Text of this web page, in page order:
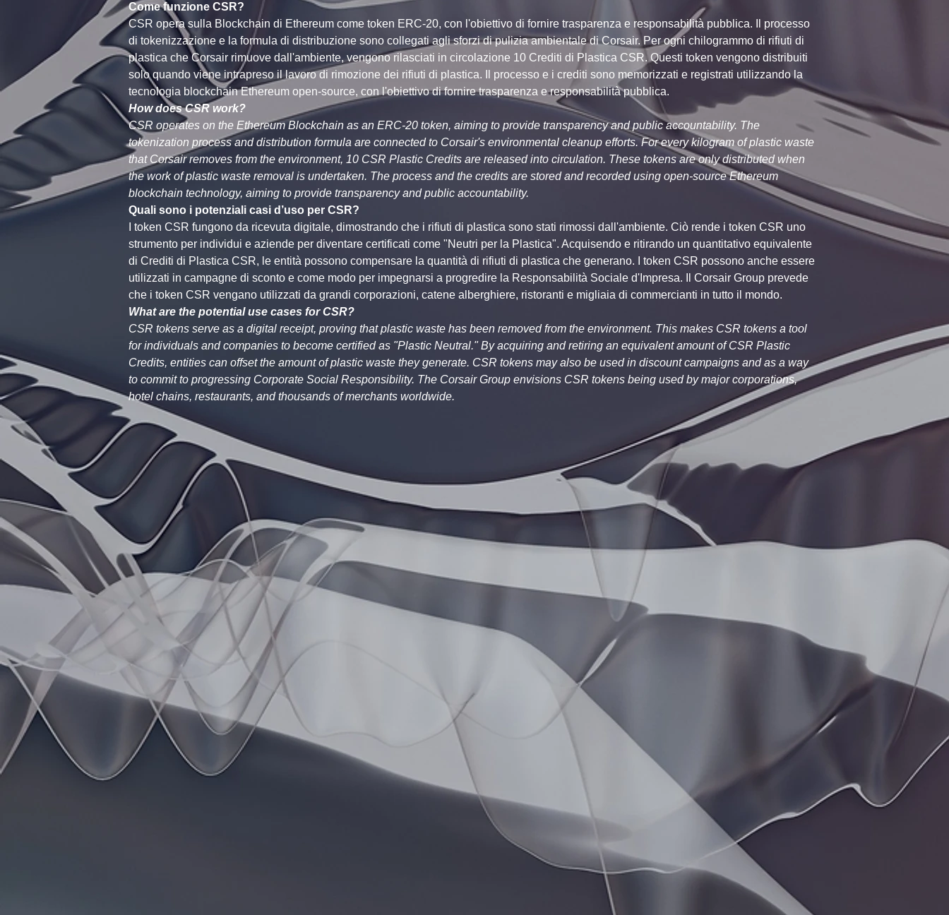
Come funzione CSR?
CSR opera sulla Blockchain di Ethereum come token ERC-20, con l'obiettivo di fornire trasparenza e responsabilità pubblica. Il processo
di tokenizzazione e la formula di distribuzione sono collegati agli sforzi di pulizia ambientale di Corsair. Per ogni chilogrammo di rifiuti di
plastica che Corsair rimuove dall'ambiente, vengono rilasciati in circolazione 10 Crediti di Plastica CSR. Questi token vengono distribuiti
solo quando viene intrapreso il lavoro di rimozione dei rifiuti di plastica. Il processo e i crediti sono memorizzati e registrati utilizzando la
tecnologia blockchain Ethereum open-source, con l'obiettivo di fornire trasparenza e responsabilità pubblica.
How does CSR work?
CSR operates on the Ethereum Blockchain as an ERC-20 token, aiming to provide transparency and public accountability. The
tokenization process and distribution formula are connected to Corsair's environmental cleanup efforts. For every kilogram of plastic waste
that Corsair removes from the environment, 10 CSR Plastic Credits are released into circulation. These tokens are only distributed when
the work of plastic waste removal is undertaken. The process and the credits are stored and recorded using open-source Ethereum
blockchain technology, aiming to provide transparency and public accountability.
Quali sono i potenziali casi d’uso per CSR?
I token CSR fungono da ricevuta digitale, dimostrando che i rifiuti di plastica sono stati rimossi dall'ambiente. Ciò rende i token CSR uno
strumento per individui e aziende per diventare certificati come "Neutri per la Plastica". Acquisendo e ritirando un quantitativo equivalente
di Crediti di Plastica CSR, le entità possono compensare la quantità di rifiuti di plastica che generano. I token CSR possono anche essere
utilizzati in campagne di sconto e come modo per impegnarsi a progredire la Responsabilità Sociale d'Impresa. Il Corsair Group prevede
che i token CSR vengano utilizzati da grandi corporazioni, catene alberghiere, ristoranti e migliaia di commercianti in tutto il mondo.
What are the potential use cases for CSR?
CSR tokens serve as a digital receipt, proving that plastic waste has been removed from the environment. This makes CSR tokens a tool
for individuals and companies to become certified as "Plastic Neutral." By acquiring and retiring an equivalent amount of CSR Plastic
Credits, entities can offset the amount of plastic waste they generate. CSR tokens may also be used in discount campaigns and as a way
to commit to progressing Corporate Social Responsibility. The Corsair Group envisions CSR tokens being used by major corporations,
hotel chains, restaurants, and thousands of merchants worldwide.